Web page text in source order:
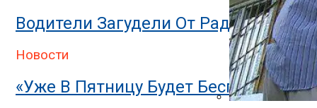
Водители Загудели От Радости: С
Новости
«Уже В Пятницу Будет Бесплатно